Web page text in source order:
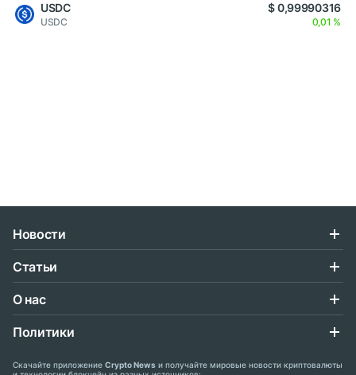
USDC
USDC
$ 0,99990316
0,01 %
Новости
Статьи
О нас
Политики
Скачайте приложение Crypto News и получайте мировые новости криптовалюты